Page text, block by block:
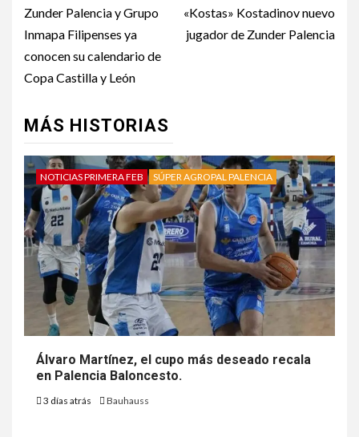
Zunder Palencia y Grupo
Inmapa Filipenses ya
conocen su calendario de
Copa Castilla y León
«Kostas» Kostadinov nuevo
jugador de Zunder Palencia
MÁS HISTORIAS
NOTICIAS PRIMERA FEB SÚPER AGROPAL PALENCIA
Álvaro Martínez, el cupo más deseado recala
en Palencia Baloncesto.
3 días atrás Bauhauss